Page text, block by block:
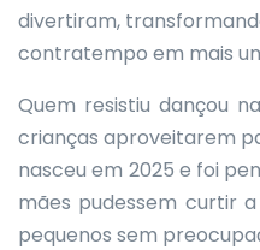
divertiram,
contratempo em mais
Quem resistiu dançou
crianças aproveitarem
nasceu em 2025 e foi
mães pudessem curtir
pequenos sem